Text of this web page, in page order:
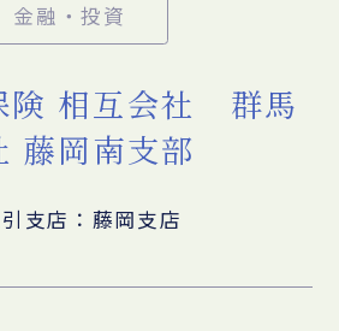
金融・投資
険 相互会社 群馬
藤岡南支部
支店：藤岡支店